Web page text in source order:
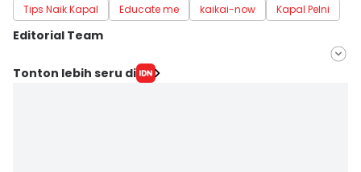
Tips Naik Kapal
Educate me kaikai-now Kapal Pelni
Editorial Team
Editor
Tonton lebih seru di